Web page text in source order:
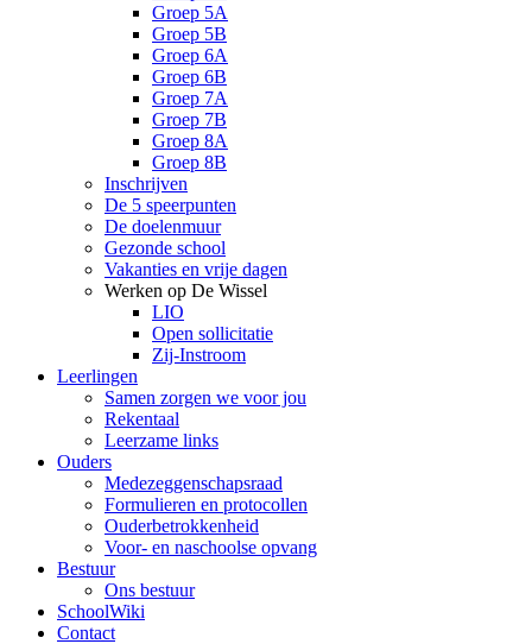
Groep 5A
Groep 5B
Groep 6A
Groep 6B
Groep 7A
Groep 7B
Groep 8A
Groep 8B
Inschrijven
De 5 speerpunten
De doelenmuur
Gezonde school
Vakanties en vrije dagen
Werken op De Wissel
LIO
Open sollicitatie
Zij-Instroom
Leerlingen
Samen zorgen we voor jou
Rekentaal
Leerzame links
Ouders
Medezeggenschapsraad
Formulieren en protocollen
Ouderbetrokkenheid
Voor- en naschoolse opvang
Bestuur
Ons bestuur
SchoolWiki
Contact